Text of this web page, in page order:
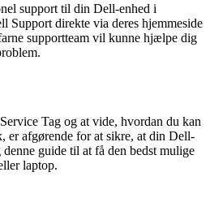
support til din Dell-enhed i
Support direkte via deres hjemmeside
supportteam vil kunne hjælpe dig
Tag og at vide, hvordan du kan
er afgørende for at sikre, at din Dell-
guide til at få den bedst mulige
laptop.